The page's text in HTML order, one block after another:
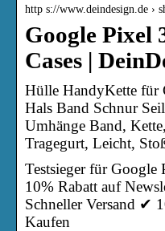
http s://www.deindesign.de ›
Google Pixel
Cases |
Hülle HandyKette für
Hals Band Schnur
Umhänge Band,
Tragegurt, Leicht,
Testsieger für
10% Rabatt auf
Schneller Versand ✔
Kaufen